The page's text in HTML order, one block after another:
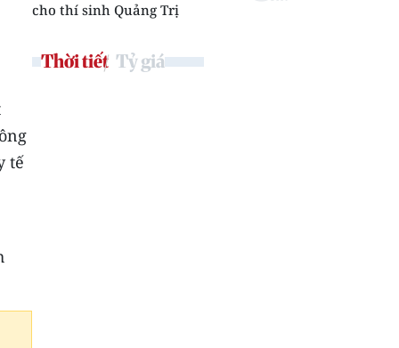
tế
cho thí sinh Quảng Trị
Thời tiết Tỷ giá